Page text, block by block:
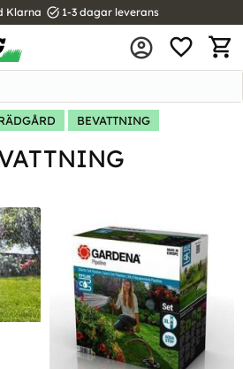
Klarna task_alt 1-3 dagar leverans
BEVATTNING